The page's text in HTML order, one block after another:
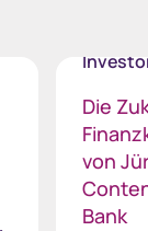
Die
von
Bank